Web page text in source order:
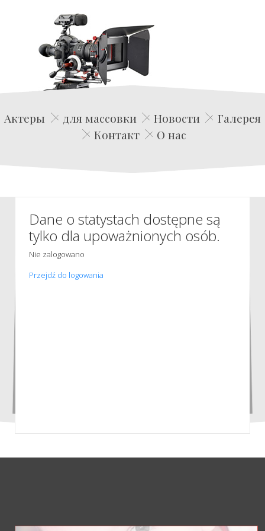
Edwin Film Agencja Aktorska
Актеры для массовки Новости
Галерея
Контакт
О нас
Dane o statystach dostępne są
tylko dla upoważnionych osób.
Nie zalogowano
Przejdź do logowania